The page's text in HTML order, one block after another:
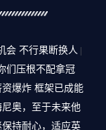
会 不行果断换人
们压根不配拿冠
爆炸 框架已成能
奥，至于未来他
持耐心，适应英